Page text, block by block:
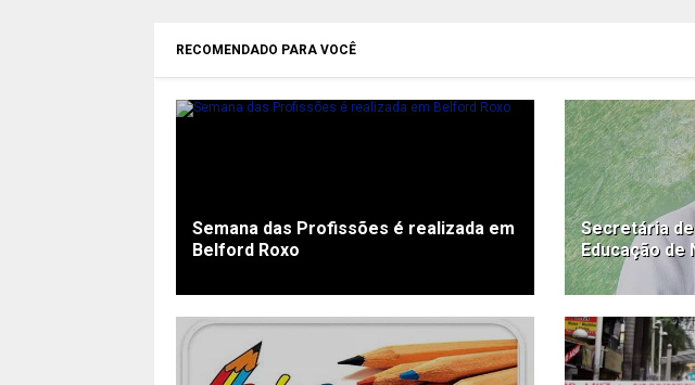
RECOMENDADO PARA VOCÊ
Semana das Profissões é realizada em
Belford Roxo
Secretária
Educação de